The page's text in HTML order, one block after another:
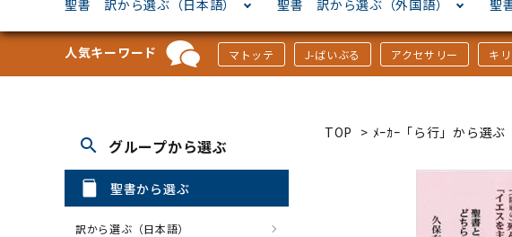
聖書 訳から選ぶ（日本語）
新改訳
聖書 訳から選ぶ（外国語）
ドイツ語
その他ヨーロッパ言語
聖
ジッパー付き聖書カバー
パスケース・ネクタイピン
聖書通読
クリスマス特集
「な行」から選ぶ
「わ行」から選ぶ
人気キーワード マトッテ J-ばいぶる アクセサリー キ
TOP > ﾒｰｶｰ「ら行」から選ぶ
search グループから選ぶ
聖書から選ぶ
訳から選ぶ（日本語）